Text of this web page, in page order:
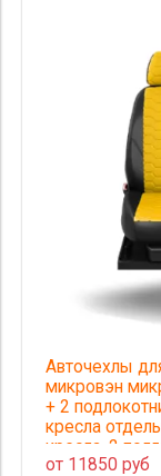
Авточехлы
микровэн
+ 2
кресла
кресла, 2
от 11850 руб